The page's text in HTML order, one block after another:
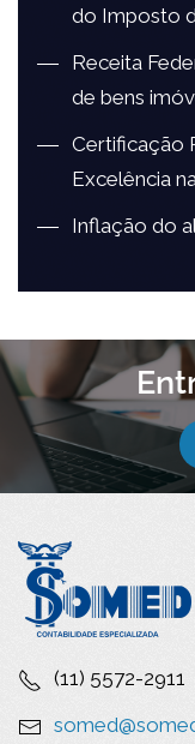
do Imposto
Receita
de bens
Certificação
Excelência
Inflação do
(11) 5572-2911